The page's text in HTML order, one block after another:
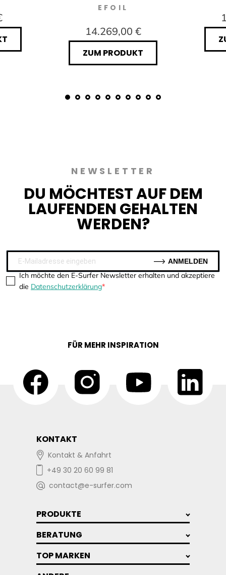
EFOIL
14.269,00 €
ZUM PRODUKT
NEWSLETTER
DU MÖCHTEST AUF DEM
LAUFENDEN GEHALTEN
WERDEN?
Ich möchte den E-Surfer Newsletter erhalten und akzeptiere
die Datenschutzerklärung
ANMELDEN
FÜR MEHR INSPIRATION
KONTAKT
Kontakt & Anfahrt
+49 30 20 60 99 81
contact@e-surfer.com
PRODUKTE
BERATUNG
TOP MARKEN